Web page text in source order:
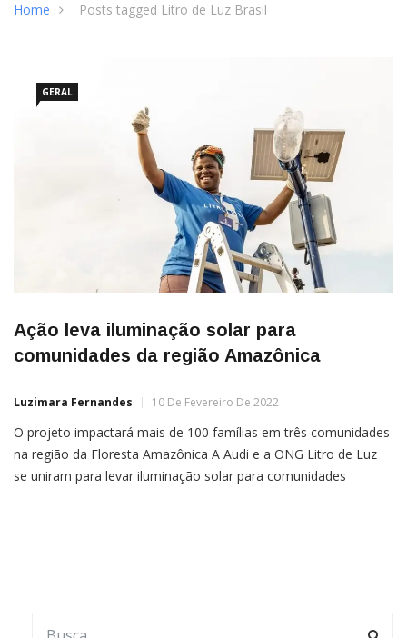
Home Posts tagged Litro de Luz Brasil
GERAL
Ação leva iluminação solar para
comunidades da região Amazônica
Luzimara Fernandes 10 De Fevereiro De 2022
O projeto impactará mais de 100 famílias em três comunidades
na região da Floresta Amazônica A Audi e a ONG Litro de Luz
se uniram para levar iluminação solar para comunidades